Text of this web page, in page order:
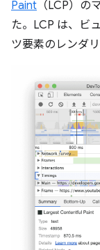
Paint （LCP）
た。LCP は、ビ
ツ要素のレンダ